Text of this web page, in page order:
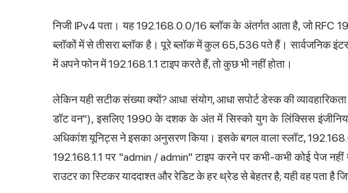
निजी IPv4 पता। यह 192.168.0.0/16 ब्लॉक के अंतर्गत आता है, जो RFC
ब्लॉकों में से तीसरा ब्लॉक है। पूरे ब्लॉक में कुल 65,536 पते हैं। सार्वजनिक
में अपने फोन में 192.168.1.1 टाइप करते हैं, तो कुछ भी नहीं होता।
लेकिन यही सटीक संख्या क्यों? आधा संयोग, आधा सपोर्ट डेस्क की
डॉट वन"), इसलिए 1990 के दशक के अंत में सिस्को युग के लिंक्सिस
अधिकांश यूनिट्स ने इसका अनुसरण किया। इसके बगल वाला स्लॉट,
192.168.1.1 पर "admin / admin" टाइप करने पर कभी-कभी कोई पेज
राउटर का स्टिकर याददाश्त और रेडिट के हर थ्रेड से बेहतर है; यही वह पता है